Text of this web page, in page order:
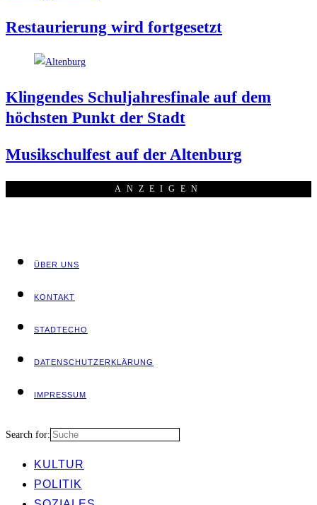
Restau­rie­rung wird fortgesetzt
Klin­gen­des Schul­jah­res­fi­na­le auf dem
höchs­ten Punkt der Stadt
Musik­schul­fest auf der Altenburg
ANZEI­GEN
ÜBER UNS
KON­TAKT
STADT­ECHO
DATEN­SCHUTZ­ER­KLÄ­RUNG
IMPRES­SUM
Search for:
KUL­TUR
POLI­TIK